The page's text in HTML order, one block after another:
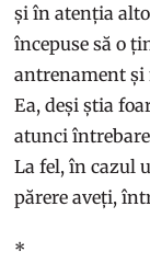
și în atenția
începuse să o
antrenament și
Ea, deși știa
atunci
La fel, în cazul
părere aveți,
*